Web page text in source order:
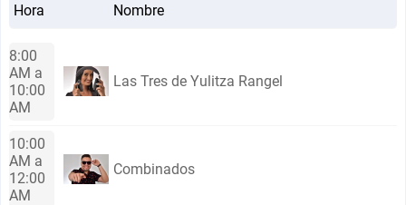
Hora Nombre
8:00
AM a
10:00
AM
Las Tres de Yulitza Rangel
10:00
AM a
12:00
AM
Combinados